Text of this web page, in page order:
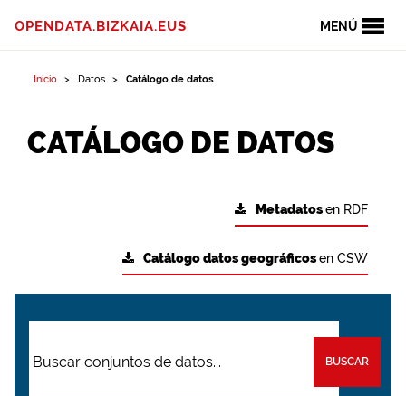
MENÚ
OPENDATA.BIZKAIA.EUS
Inicio Datos Catálogo de datos
CATÁLOGO DE DATOS
Metadatosen RDF
Catálogo datos geográficosen CSW
BUSCAR